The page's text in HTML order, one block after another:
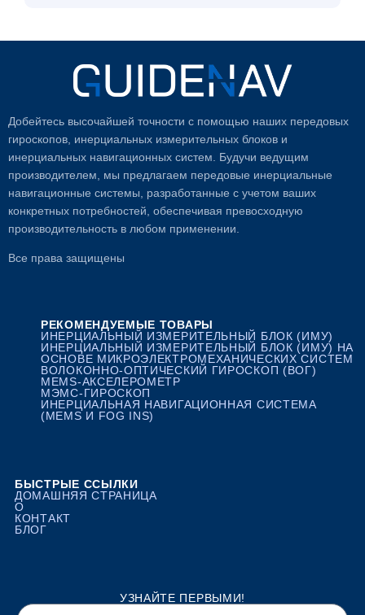
Добейтесь высочайшей точности с помощью наших передовых
гироскопов, инерциальных измерительных блоков и
инерциальных навигационных систем. Будучи ведущим
производителем, мы предлагаем передовые инерциальные
навигационные системы, разработанные с учетом ваших
конкретных потребностей, обеспечивая превосходную
производительность в любом применении.
Все права защищены
РЕКОМЕНДУЕМЫЕ ТОВАРЫ
ИНЕРЦИАЛЬНЫЙ ИЗМЕРИТЕЛЬНЫЙ БЛОК (ИМУ)
ИНЕРЦИАЛЬНЫЙ ИЗМЕРИТЕЛЬНЫЙ БЛОК (ИМУ) НА
ОСНОВЕ МИКРОЭЛЕКТРОМЕХАНИЧЕСКИХ СИСТЕМ
ВОЛОКОННО-ОПТИЧЕСКИЙ ГИРОСКОП (ВОГ)
MEMS-АКСЕЛЕРОМЕТР
МЭМС-ГИРОСКОП
ИНЕРЦИАЛЬНАЯ НАВИГАЦИОННАЯ СИСТЕМА
(MEMS И FOG INS)
БЫСТРЫЕ ССЫЛКИ
ДОМАШНЯЯ СТРАНИЦА
О
КОНТАКТ
БЛОГ
УЗНАЙТЕ ПЕРВЫМИ!